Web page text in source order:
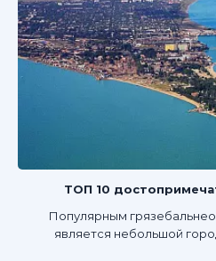
ТОП 10
Популярным
является небольшой